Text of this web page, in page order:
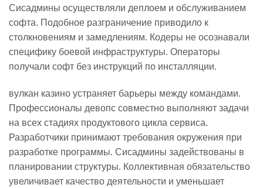
Сисадмины осуществляли деплоем и обслуживанием
софта. Подобное разграничение приводило к
столкновениям и замедлениям. Кодеры не осознавали
специфику боевой инфраструктуры. Операторы
получали софт без инструкций по инсталляции.
вулкан казино устраняет барьеры между командами.
Профессионалы девопс совместно выполняют задачи
на всех стадиях продуктового цикла сервиса.
Разработчики принимают требования окружения при
разработке программы. Сисадмины задействованы в
планировании структуры. Коллективная обязательство
увеличивает качество деятельности и уменьшает